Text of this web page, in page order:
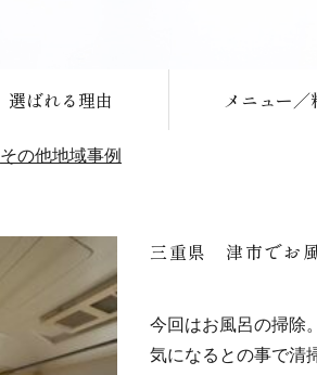
選ばれる理由 メニュー／
その他地域事例
三重県 津市でお
今回はお風呂の掃除
気になるとの事で清